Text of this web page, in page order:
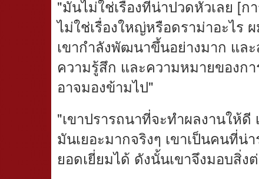
"มันไม่ใช่เรื่องที่น่าปวดหัวเลย [
ไม่ใช่เรื่องใหญ่หรือดราม่าอะไร
เขากำลังพัฒนาขึ้นอย่างมาก แล
ความรู้สึก และความหมายของกา
อาจมองข้ามไป"
"เขาปรารถนาที่จะทำผลงานให้
มันเยอะมากจริงๆ เขาเป็นคนที่น่
ยอดเยี่ยมได้ ดังนั้นเขาจึงมอบสิ่